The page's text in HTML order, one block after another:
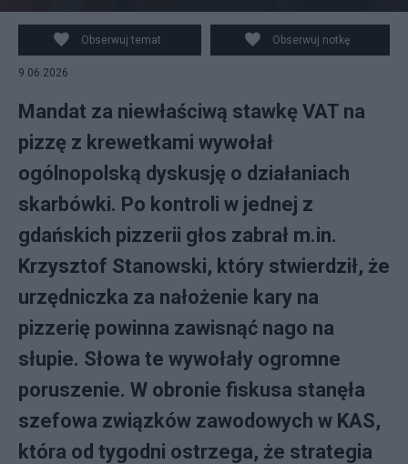
Obserwuj temat Obserwuj notkę
9.06.2026
Mandat za niewłaściwą stawkę VAT na
pizzę z krewetkami wywołał
ogólnopolską dyskusję o działaniach
skarbówki. Po kontroli w jednej z
gdańskich pizzerii głos zabrał m.in.
Krzysztof Stanowski, który stwierdził, że
urzędniczka za nałożenie kary na
pizzerię powinna zawisnąć nago na
słupie. Słowa te wywołały ogromne
poruszenie. W obronie fiskusa stanęła
szefowa związków zawodowych w KAS,
która od tygodni ostrzega, że strategia